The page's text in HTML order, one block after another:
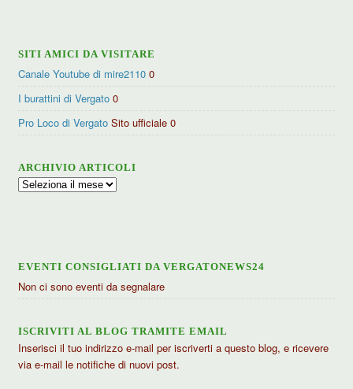
SITI AMICI DA VISITARE
Canale Youtube di mire2110 0
I burattini di Vergato 0
Pro Loco di Vergato Sito ufficiale 0
ARCHIVIO ARTICOLI
Archivio
EVENTI CONSIGLIATI DA VERGATONEWS24
Non ci sono eventi da segnalare
ISCRIVITI AL BLOG TRAMITE EMAIL
Inserisci il tuo indirizzo e-mail per iscriverti a questo blog, e ricevere
via e-mail le notifiche di nuovi post.